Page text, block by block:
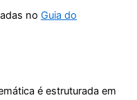
no Guia do
é estruturada em